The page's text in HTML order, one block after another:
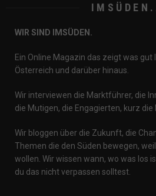
WIR SIND IMSÜDEN.
Ein Online Magazin das zeigt was
Österreich und darüber hinaus.
Wir interviewen die Marktführer, die
die Mutigen, die Engagierten, kurz die
Wir bloggen über die Zukunft, die
Themen die den Süden bewegen,
wollen. Wir wissen wann, wo was los
du das nicht verpassen solltest.